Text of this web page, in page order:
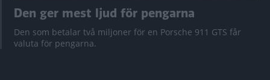
Den ger mest ljud för pengarna
Den som betalar två miljoner för en Porsche 911 GTS får
valuta för pengarna.